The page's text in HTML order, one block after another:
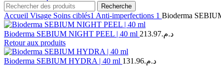
Recherche
Accueil Visage Soins ciblés1 Anti-imperfections 1 Bioderma
Bioderma SEBIUM NIGHT PEEL | 40 ml د.م.213.97
Retour aux produits
Bioderma SEBIUM HYDRA | 40 ml د.م.131.96